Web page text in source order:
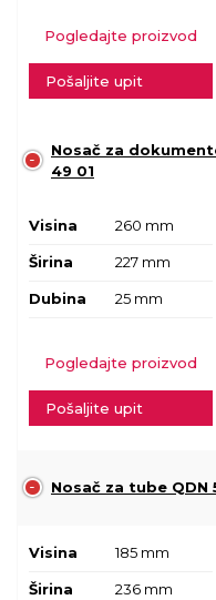
Pogledajte proizvod
Pošaljite upit
Nosač za
49 01
Visina 260 mm
Širina 227 mm
Dubina 25 mm
Pogledajte proizvod
Pošaljite upit
Nosač za tube QDN
Visina 185 mm
Širina 236 mm